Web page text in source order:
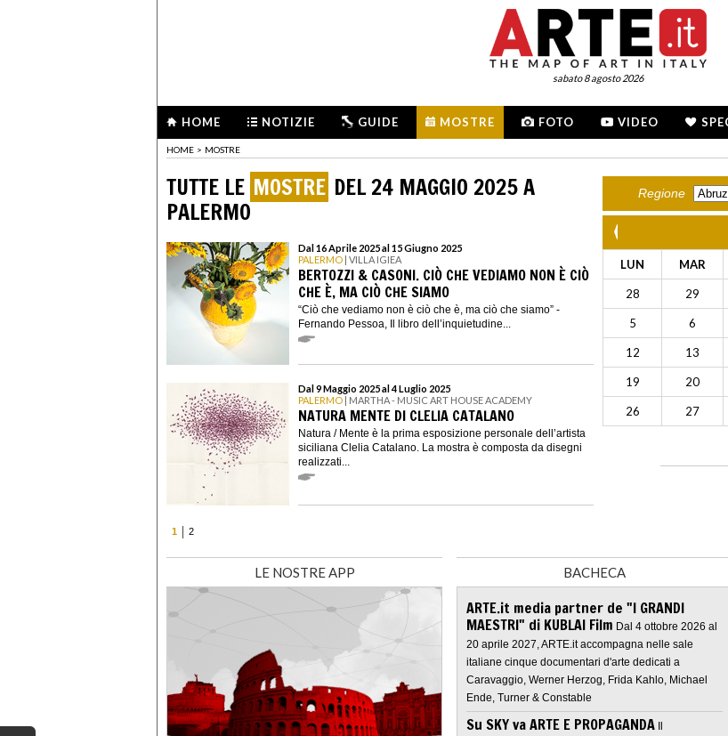
sabato 8 agosto 2026
HOME NOTIZIE GUIDE MOSTRE FOTO VIDEO
HOME > MOSTRE
TUTTE LE MOSTRE DEL 24 MAGGIO 2025 A
PALERMO
Dal 16 Aprile 2025 al 15 Giugno 2025
PALERMO | VILLA IGIEA
BERTOZZI & CASONI. CIÒ CHE VEDIAMO NON È CIÒ
CHE È, MA CIÒ CHE SIAMO
“Ciò che vediamo non è ciò che è, ma ciò che siamo” -
Fernando Pessoa, Il libro dell’inquietudine...
Dal 9 Maggio 2025 al 4 Luglio 2025
PALERMO | MARTHA - MUSIC ART HOUSE ACADEMY
NATURA MENTE DI CLELIA CATALANO
Natura / Mente è la prima esposizione personale dell’artista
siciliana Clelia Catalano. La mostra è composta da disegni
realizzati...
1 2
Regione
LUN MAR
28 29
5 6
12 13
19 20
26 27
LE NOSTRE APP BACHECA
ARTE.it media partner de "I GRANDI
MAESTRI" di KUBLAI Film Dal 4 ottobre 2026 al
20 aprile 2027, ARTE.it accompagna nelle sale
italiane cinque documentari d'arte dedicati a
Caravaggio, Werner Herzog, Frida Kahlo, Michael
Ende, Turner & Constable
Su SKY va ARTE E PROPAGANDA